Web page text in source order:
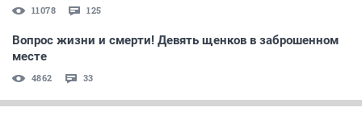
11078 125
Вопрос жизни и смерти! Девять щенков в заброшенном
месте
4862 33